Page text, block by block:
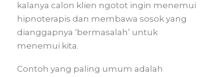
kalanya calon klien ngotot ingin menemui
hipnoterapis dan membawa sosok yang
dianggapnya ‘bermasalah’ untuk
menemui kita.
Contoh yang paling umum adalah